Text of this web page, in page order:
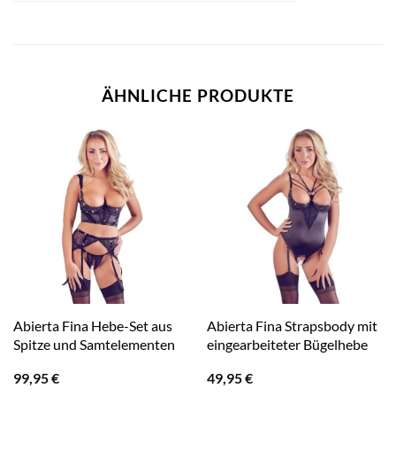
ÄHNLICHE PRODUKTE
Abierta Fina Hebe-Set aus
Spitze und Samtelementen
99,95€
Abierta Fina Strapsbody mit
eingearbeiteter Bügelhebe
49,95€